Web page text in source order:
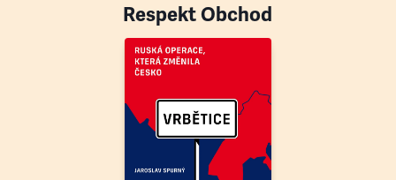
Respekt Obchod